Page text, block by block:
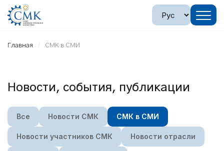
Главная СМК в СМИ
Новости, события, публикации
Все Новости СМК СМК в СМИ
Новости участников СМК Новости отрасли